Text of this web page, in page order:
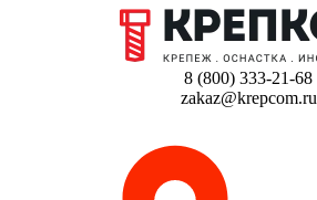
8 (800) 333-21-68
zakaz@krepcom.ru